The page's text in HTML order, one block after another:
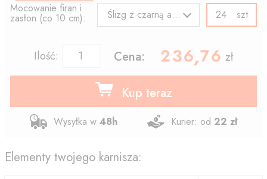
Mocowanie firan i
zasłon (co 10 cm): Ślizg z czarną agrafką szt
Ilość: Cena: , zł
Kup teraz
Wysyłka w 48h Kurier: od 22 zł
Elementy twojego karnisza: